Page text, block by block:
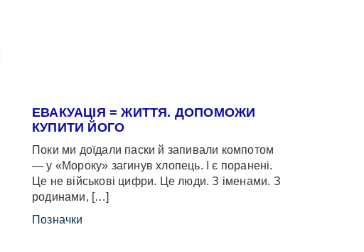
ЕВАКУАЦІЯ = ЖИТТЯ. ДОПОМОЖИ
КУПИТИ ЙОГО
Поки ми доїдали паски й запивали компотом
— у «Мороку» загинув хлопець. І є поранені.
Це не військові цифри. Це люди. З іменами. З
родинами, […]
Позначки